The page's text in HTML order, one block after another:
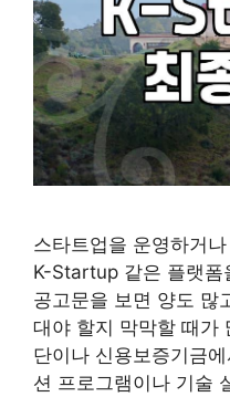
스타트업을 운영하거
K-Startup 같은 플랫폼
공고문을 보면 양도 많
대야 할지 막막할 때가
단이나 신용보증기금
션 프로그램이나 기술